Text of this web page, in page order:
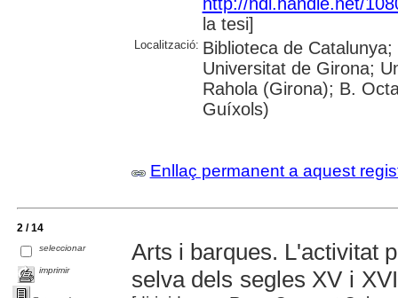
la tesi]
Localització: Biblioteca de
Universitat de Girona;
Rahola (Girona); B.
Guíxols)
Enllaç permanent a aquest
2 / 14
seleccionar
imprimir
Arts i barques. L'activitat
selva dels segles XV i XVI